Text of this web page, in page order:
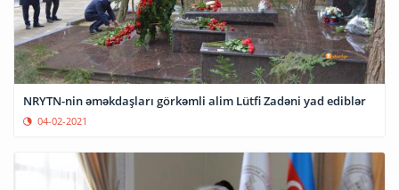
NRYTN-nin əməkdaşları görkəmli alim Lütfi Zadəni yad ediblər
04-02-2021